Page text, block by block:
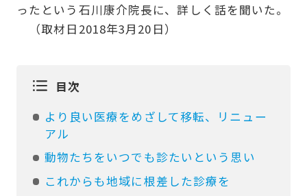
ったという石川康介院長に、詳しく話を聞いた。
（取材日2018年3月20日）
目次
より良い医療をめざして移転、リニュー
アル
動物たちをいつでも診たいという思い
これからも地域に根差した診療を